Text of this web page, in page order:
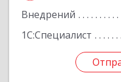
Внедрений
1С:Специалист